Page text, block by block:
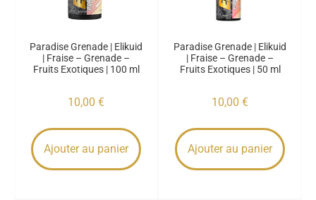
Paradise Grenade | Elikuid
| Fraise – Grenade –
Fruits Exotiques | 100 ml
10,00 €
Ajouter au panier
Paradise Grenade | Elikuid
| Fraise – Grenade –
Fruits Exotiques | 50 ml
10,00 €
Ajouter au panier